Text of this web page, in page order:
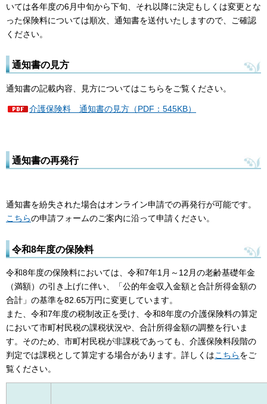
いては各年度の6月中旬から下旬、それ以降に決定もしくは変更とな
った保険料については順次、通知書を送付いたしますので、ご確認
ください。
通知書の見方
通知書の記載内容、見方についてはこちらをご覧ください。
介護保険料 通知書の見方（PDF：545KB）
通知書の再発行
通知書を紛失された場合はオンライン申請での再発行が可能です。
こちらの申請フォームのご案内に沿って申請ください。
令和8年度の保険料
令和8年度の保険料においては、令和7年1月～12月の老齢基礎年金
（満額）の引き上げに伴い、「公的年金収入金額と合計所得金額の
合計」の基準を82.65万円に変更しています。
また、令和7年度の税制改正を受け、令和8年度の介護保険料の算定
において市町村民税の課税状況や、合計所得金額の調整を行いま
す。そのため、市町村民税が非課税であっても、介護保険料段階の
判定では課税として算定する場合があります。詳しくはこちらをご
覧ください。